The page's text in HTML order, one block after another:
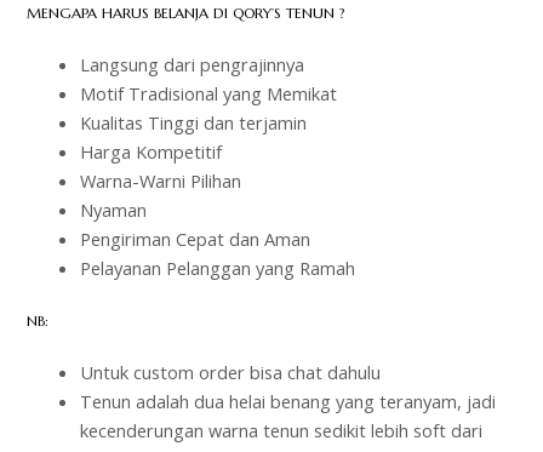
MENGAPA HARUS BELANJA DI QORY’S TENUN ?
Langsung dari pengrajinnya
Motif Tradisional yang Memikat
Kualitas Tinggi dan terjamin
Harga Kompetitif
Warna-Warni Pilihan
Nyaman
Pengiriman Cepat dan Aman
Pelayanan Pelanggan yang Ramah
NB:
Untuk custom order bisa chat dahulu
Tenun adalah dua helai benang yang teranyam, jadi
kecenderungan warna tenun sedikit lebih soft dari